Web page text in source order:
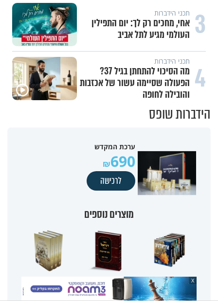
3 תכני הידברות
אחי, מחכים רק לך: יום התפילין
העולמי מגיע לתל אביב
4 תכני הידברות
מה הסיכוי להתחתן בגיל 37?
הפעולה שסיימה עשור של אכזבות
והובילה לחופה
הידברות שופס
ערכת המקדש
690
לרכישה
מוצרים נוספים
סט ארכיאולוגיה
תנ"כית - הרב זמיר כהן
ספר דניאל - הרב זמיר
כהן
אוצר הסגולות - הרב
יצחק בצרי
X